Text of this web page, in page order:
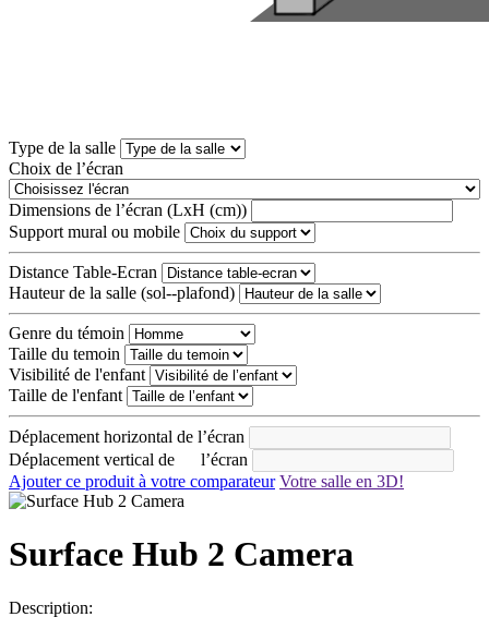
Type de la salle
Choix de l’écran
Dimensions de l’écran (LxH (cm))
Support mural ou mobile
Distance Table-Ecran
Hauteur de la salle (sol--plafond)
Genre du témoin
Taille du temoin
Visibilité de l'enfant
Taille de l'enfant
Déplacement horizontal de l’écran
Déplacement vertical de l’écran
Ajouter ce produit à votre comparateur Votre salle en 3D!
Surface Hub 2 Camera
Description: